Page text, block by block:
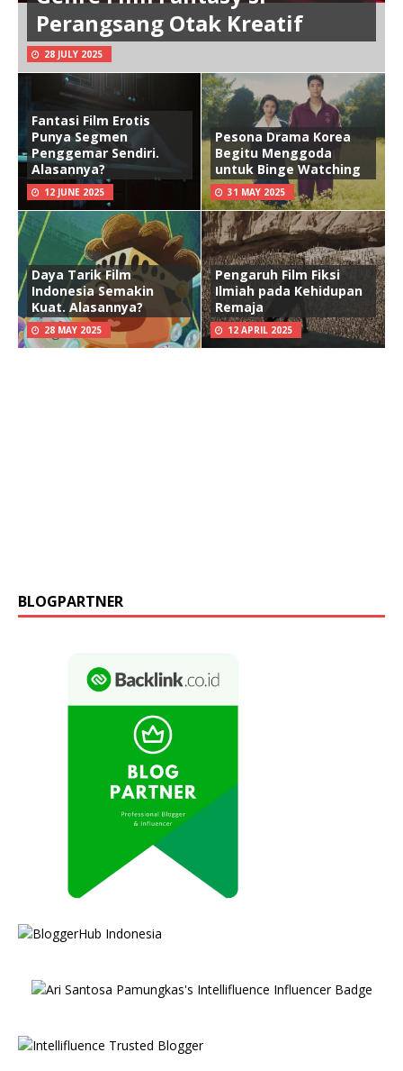
Perangsang Otak Kreatif
28 JULY 2025
Fantasi Film Erotis
Punya Segmen
Penggemar Sendiri.
Alasannya?
12 JUNE 2025
Pesona Drama Korea
Begitu Menggoda
untuk Binge Watching
31 MAY 2025
Daya Tarik Film
Indonesia Semakin
Kuat. Alasannya?
28 MAY 2025
Pengaruh Film Fiksi
Ilmiah pada Kehidupan
Remaja
12 APRIL 2025
BLOGPARTNER